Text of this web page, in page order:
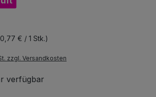
€ / 1 Stk.)
zzgl. Versandkosten
verfügbar